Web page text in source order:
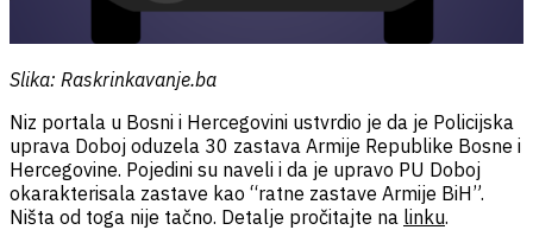
Slika: Raskrinkavanje.ba
Niz portala u Bosni i Hercegovini ustvrdio je da je Policijska
uprava Doboj oduzela 30 zastava Armije Republike Bosne i
Hercegovine. Pojedini su naveli i da je upravo PU Doboj
okarakterisala zastave kao “ratne zastave Armije BiH”.
Ništa od toga nije tačno. Detalje pročitajte na linku.